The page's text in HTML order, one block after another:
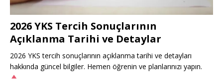
2026 YKS Tercih Sonuçlarının
Açıklanma Tarihi ve Detaylar
2026 YKS tercih sonuçlarının açıklanma tarihi ve detayları
hakkında güncel bilgiler. Hemen öğrenin ve planlarınızı yapın.